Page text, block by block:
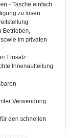
- Tasche einfach
zu lösen
Betrieben,
im privaten
Einsatz
Innenaufteilung
Verwendung
den schnellen